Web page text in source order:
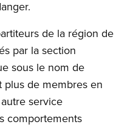
de la région de
par la section
sous le nom de
plus de membres en
service
comportements